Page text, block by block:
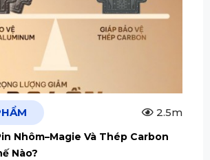
2.5m
Nhôm–Magie Và Thép Carbon
Nào?